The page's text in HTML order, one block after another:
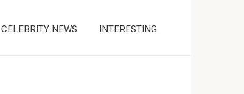
CELEBRITY NEWS INTERESTING